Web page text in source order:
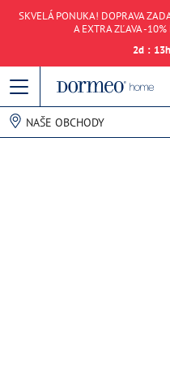
SKVELÁ PONUKA! DOPRAVA
A EXTRA ZĽAVA -
2d : 13h
NAŠE OBCHODY